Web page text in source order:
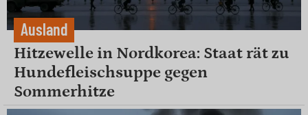
Ausland
Hitzewelle in Nordkorea: Staat rät zu
Hundefleischsuppe gegen
Sommerhitze